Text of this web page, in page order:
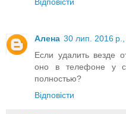
Алена 30 лип. 2016
Если удалить везде
оно в телефоне у
полностью?
Відповісти